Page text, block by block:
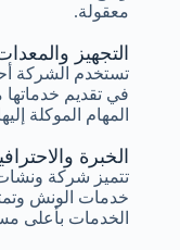
الخبرة
تتميز شركة
خدمات الونش
الخدمات بأعلى
التجهيز
تستخدم الشركة
في تقديم
المهام الموكلة
معقولة.